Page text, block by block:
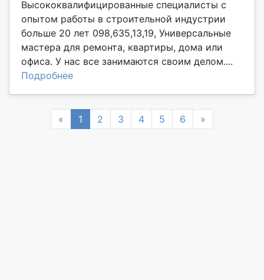
Высококвалифицированные специалисты с
опытом работы в строительной индустрии
больше 20 лет 098,635,13,19, Универсальные
мастера для ремонта, квартиры, дома или
офиса. У нас все занимаются своим делом....
Подробнее
« Previous
1 2 3 4 5 6 »